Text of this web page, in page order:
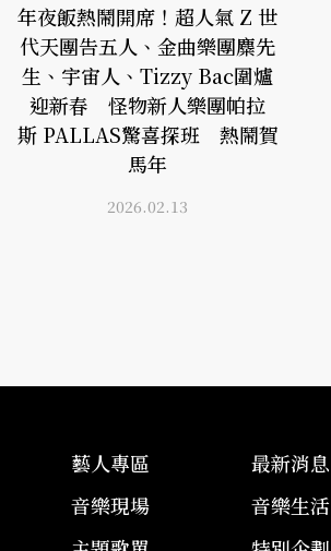
年夜飯熱鬧開席！超人氣 Z 世
代天團告五人、金曲樂團麋先
生、宇宙人、Tizzy Bac圍爐
迎新春 怪物新人樂團帕拉
斯 PALLAS驚喜探班 熱鬧賀
馬年
2026.02.13
藝人專區
最新消息
音樂現場
音樂生活